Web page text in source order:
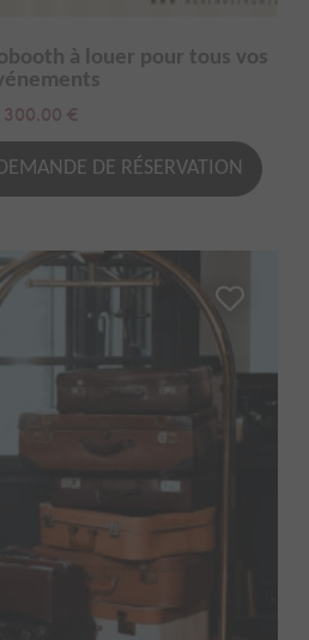
à louer pour tous vos
300.00 €
DE RÉSERVATION